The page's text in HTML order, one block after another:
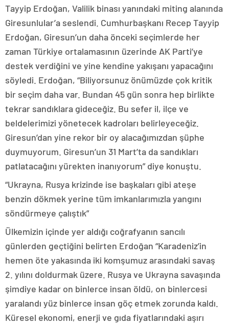
Tayyip Erdoğan, Valilik binası yanındaki miting alanında
Giresunlular’a seslendi. Cumhurbaşkanı Recep Tayyip
Erdoğan, Giresun’un daha önceki seçimlerde her
zaman Türkiye ortalamasının üzerinde AK Parti’ye
destek verdiğini ve yine kendine yakışanı yapacağını
söyledi. Erdoğan, “Biliyorsunuz önümüzde çok kritik
bir seçim daha var. Bundan 45 gün sonra hep birlikte
tekrar sandıklara gideceğiz. Bu sefer il, ilçe ve
beldelerimizi yönetecek kadroları belirleyeceğiz.
Giresun’dan yine rekor bir oy alacağımızdan şüphe
duymuyorum. Giresun’un 31 Mart’ta da sandıkları
patlatacağını yürekten inanıyorum” diye konuştu.
“Ukrayna, Rusya krizinde ise başkaları gibi ateşe
benzin dökmek yerine tüm imkanlarımızla yangını
söndürmeye çalıştık”
Ülkemizin içinde yer aldığı coğrafyanın sancılı
günlerden geçtiğini belirten Erdoğan “Karadeniz’in
hemen öte yakasında iki komşumuz arasındaki savaş
2. yılını doldurmak üzere. Rusya ve Ukrayna savaşında
şimdiye kadar on binlerce insan öldü, on binlercesi
yaralandı yüz binlerce insan göç etmek zorunda kaldı.
Küresel ekonomi, enerji ve gıda fiyatlarındaki aşırı